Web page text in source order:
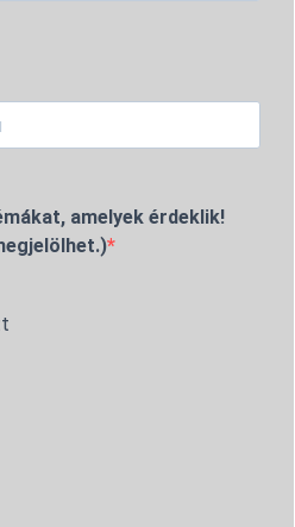
amelyek érdeklik!